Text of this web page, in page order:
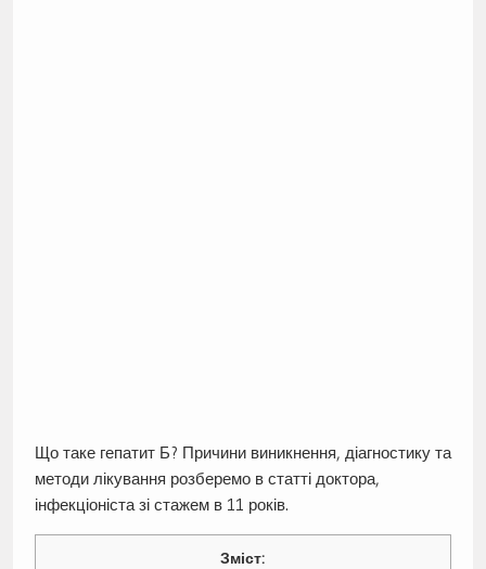
Що таке гепатит Б? Причини виникнення, діагностику та
методи лікування розберемо в статті доктора,
інфекціоніста зі стажем в 11 років.
Зміст: